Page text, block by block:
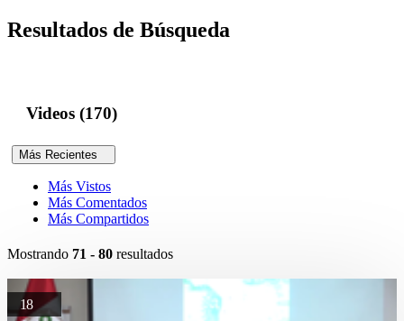
Resultados de Búsqueda
Videos (170)
Más Recientes
Más Vistos
Más Comentados
Más Compartidos
Mostrando 71 - 80 resultados
18